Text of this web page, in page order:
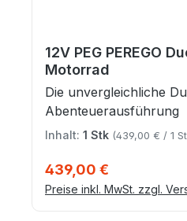
12V PEG PEREGO
Motorrad
Die unvergleichliche
Abenteuerausführung
Inhalt: 1 Stk (439,00 € / 1
439,00 €
Preise inkl. MwSt. zzgl.